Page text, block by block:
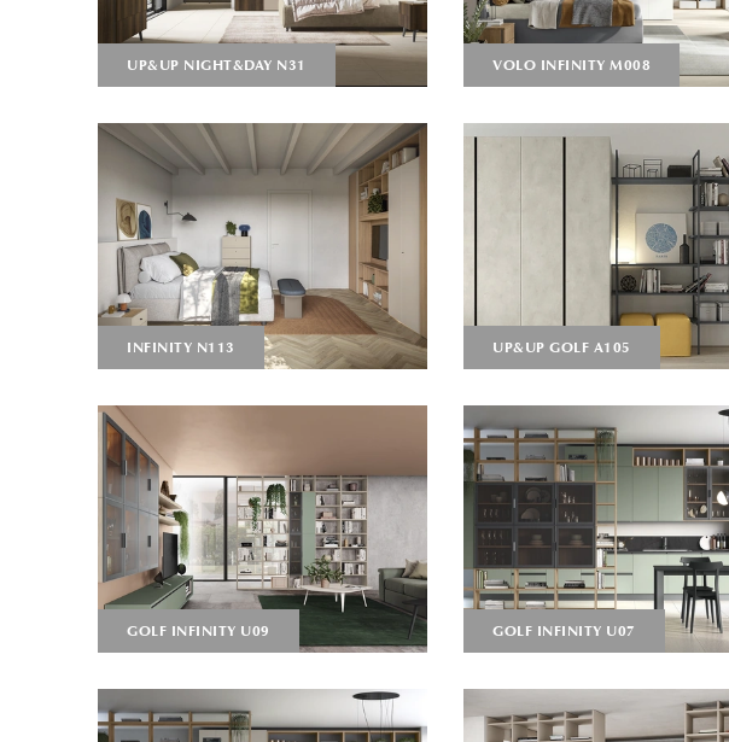
UP&UP NIGHT&DAY N31 VOLO INFINITY M008
INFINITY N113 UP&UP GOLF A105
GOLF INFINITY U09 GOLF INFINITY U07